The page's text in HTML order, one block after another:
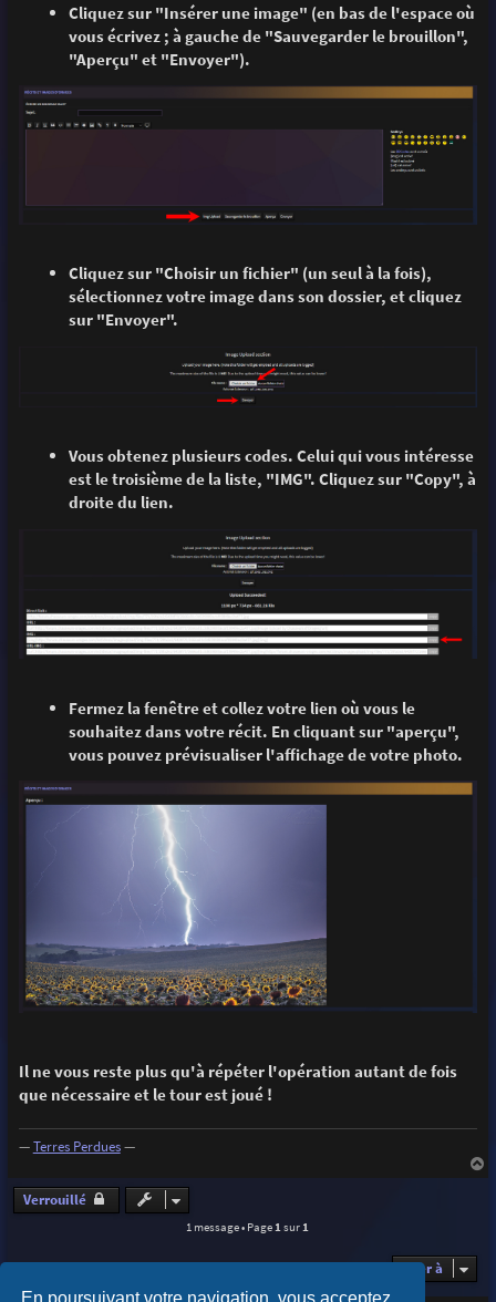
En poursuivant votre navigation, vous acceptez
Cliquez sur "Insérer une image" (en bas de l'espace où
vous écrivez ; à gauche de "Sauvegarder le brouillon",
"Aperçu" et "Envoyer").
Cliquez sur "Choisir un fichier" (un seul à la fois),
sélectionnez votre image dans son dossier, et cliquez
sur "Envoyer".
Vous obtenez plusieurs codes. Celui qui vous intéresse
est le troisième de la liste, "IMG". Cliquez sur "Copy", à
droite du lien.
Fermez la fenêtre et collez votre lien où vous le
souhaitez dans votre récit. En cliquant sur "aperçu",
vous pouvez prévisualiser l'affichage de votre photo.
Il ne vous reste plus qu'à répéter l'opération autant de fois
que nécessaire et le tour est joué !
—Terres Perdues—
a
Verrouillé
1 message • Page 1 sur 1
Aller à